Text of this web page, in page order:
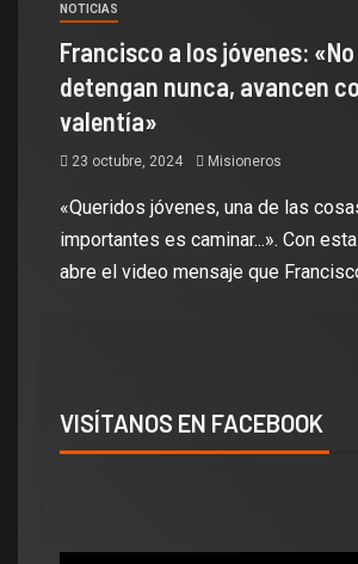
NOTICIAS
Francisco a los jóvenes:
detengan nunca, avancen
valentía»
23 octubre, 2024 Misioneros
«Queridos jóvenes, una de las
importantes es caminar...». Con
abre el video mensaje que
VISÍTANOS EN FACEBOOK